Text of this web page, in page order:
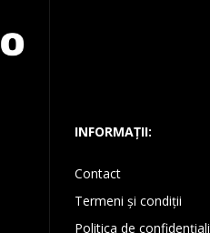
INFORMAȚII:
Contact
Termeni și condiții
Politica de